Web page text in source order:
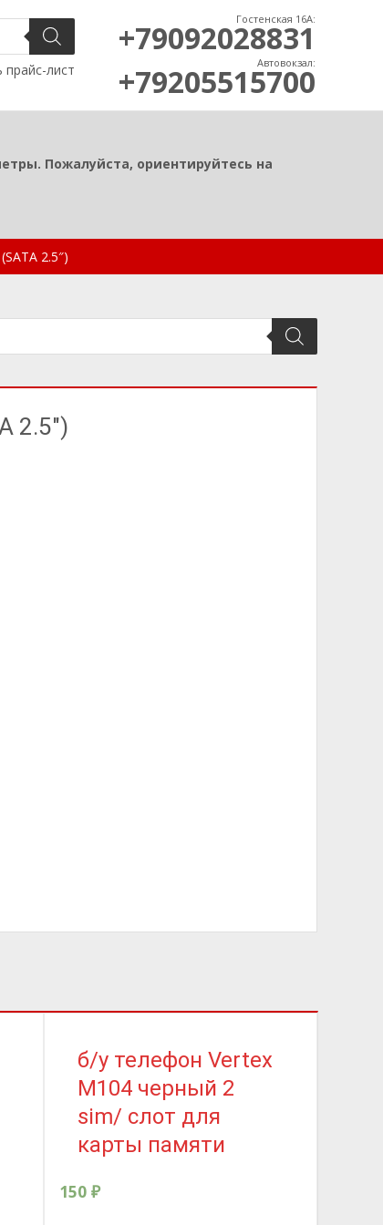
прайс-лист
Гостенская 16А:
+79092028831
Автовокзал:
+79205515700
Пожалуйста, ориентируйтесь на
2.5″)
2.5″)
б/у телефон Vertex
M104 черный 2
sim/ слот для
карты памяти
150 ₽